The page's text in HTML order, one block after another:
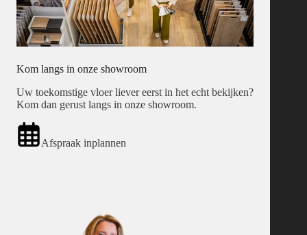
Kom langs in onze showroom
Uw toekomstige vloer liever eerst in het echt bekijken?
Kom dan gerust langs in onze showroom.
Afspraak inplannen